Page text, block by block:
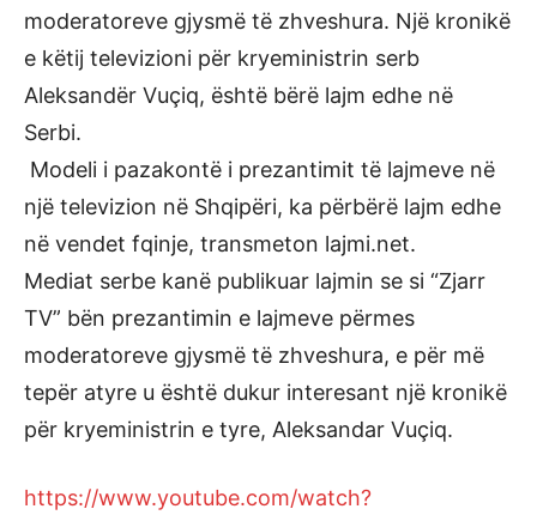
moderatoreve gjysmë të zhveshura. Një kronikë
e këtij televizioni për kryeministrin serb
Aleksandër Vuçiq, është bërë lajm edhe në
Serbi.
Modeli i pazakontë i prezantimit të lajmeve në
një televizion në Shqipëri, ka përbërë lajm edhe
në vendet fqinje, transmeton lajmi.net.
Mediat serbe kanë publikuar lajmin se si “Zjarr
TV” bën prezantimin e lajmeve përmes
moderatoreve gjysmë të zhveshura, e për më
tepër atyre u është dukur interesant një kronikë
për kryeministrin e tyre, Aleksandar Vuçiq.
https://www.youtube.com/watch?